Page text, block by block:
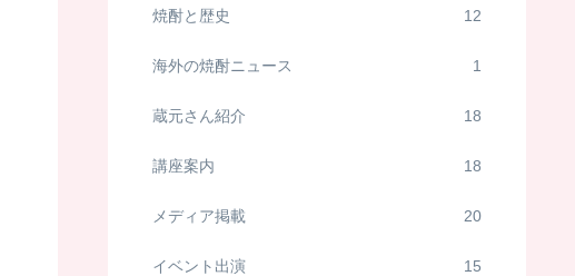
焼酎と歴史 12
海外の焼酎ニュース 1
蔵元さん紹介 18
講座案内 18
メディア掲載 20
イベント出演 15